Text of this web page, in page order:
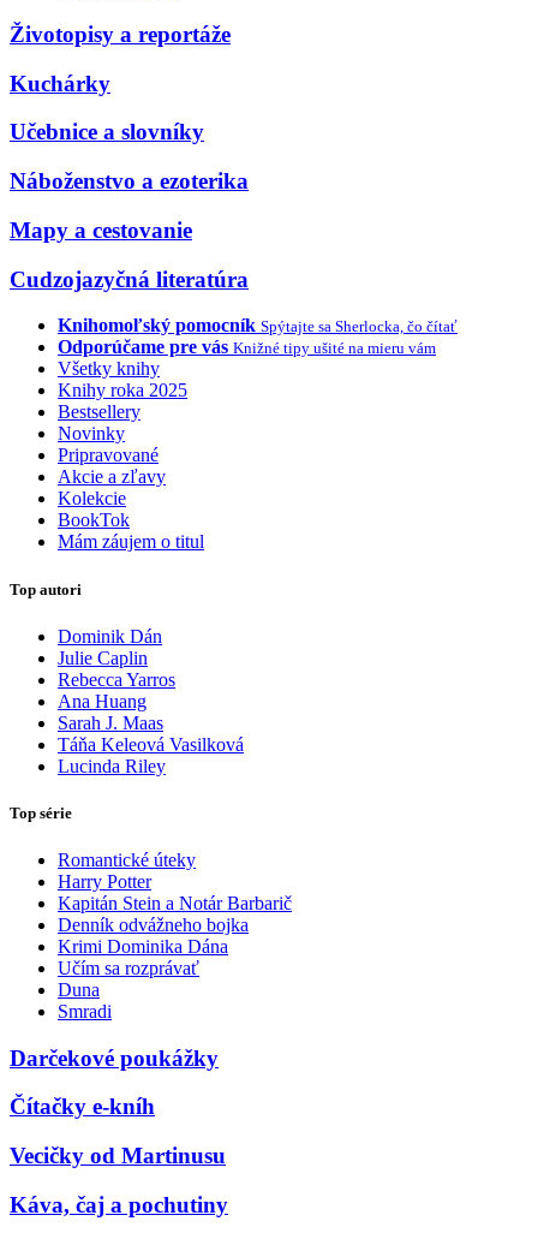
Životopisy a reportáže
Kuchárky
Učebnice a slovníky
Náboženstvo a ezoterika
Mapy a cestovanie
Cudzojazyčná literatúra
Knihomoľský pomocník Spýtajte sa Sherlocka, čo čítať
Odporúčame pre vás Knižné tipy ušité na mieru vám
Všetky knihy
Knihy roka 2025
Bestsellery
Novinky
Pripravované
Akcie a zľavy
Kolekcie
BookTok
Mám záujem o titul
Top autori
Dominik Dán
Julie Caplin
Rebecca Yarros
Ana Huang
Sarah J. Maas
Táňa Keleová Vasilková
Lucinda Riley
Top série
Romantické úteky
Harry Potter
Kapitán Stein a Notár Barbarič
Denník odvážneho bojka
Krimi Dominika Dána
Učím sa rozprávať
Duna
Smradi
Darčekové poukážky
Čítačky e-kníh
Vecičky od Martinusu
Káva, čaj a pochutiny